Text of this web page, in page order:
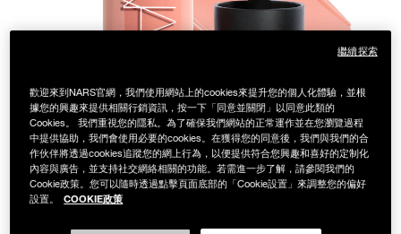
Details
/zh/
NB000002225
激情誘色腮紅露
歡迎來到NARS官網，我們使用網站上的cookies來提升您的個人化體驗，並根
據您的興趣來提供相關行銷資訊，按一下「同意並關閉」以同意此類的
Cookies。 我們重視您的隱私。為了確保我們網站的正常運作並在您瀏覽過程
中提供協助，我們會使用必要的cookies。在獲得您的同意後，我們與我們的合
作伙伴將透過cookies追蹤您的網上行為，以便提供符合您興趣和喜好的定制化
內容與廣告，並支持社交網絡相關的功能。若需進一步了解，請參閱我們的
Cookie政策。您可以隨時透過點擊頁面底部的「Cookie設置」來調整您的偏好
設置。
COOKIE政策
繼續探索